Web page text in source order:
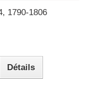
1790-1806
Détails